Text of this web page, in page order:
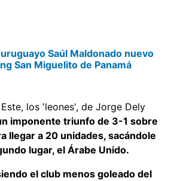
uruguayo Saúl Maldonado nuevo
San Miguelito de Panamá
los 'leones', de Jorge Dely
imponente triunfo de 3-1 sobre
llegar a 20 unidades, sacándole
lugar, el Árabe Unido.
el club menos goleado del